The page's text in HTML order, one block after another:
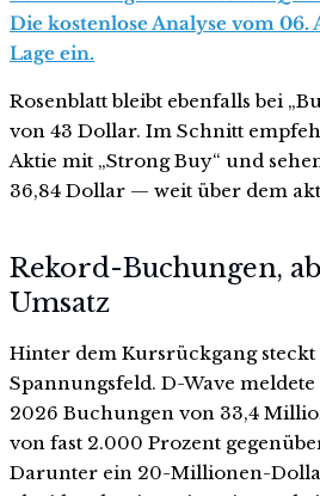
Die kostenlose Analyse vom 06.
Lage ein.
Rosenblatt bleibt ebenfalls bei
von 43 Dollar. Im Schnitt
Aktie mit „Strong Buy“ und
36,84 Dollar — weit über dem
Rekord-Buchungen,
Umsatz
Hinter dem Kursrückgang steckt
Spannungsfeld. D-Wave
2026 Buchungen von 33,4
von fast 2.000 Prozent
Darunter ein 20-Millionen-